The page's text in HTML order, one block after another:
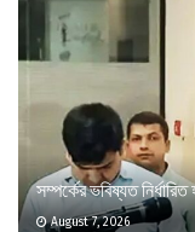
সম্পর্কের ভবিষ্যত নির্ধারিত
August 7, 2026